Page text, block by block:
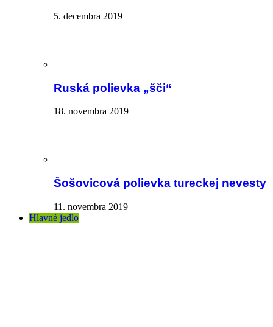
5. decembra 2019
Ruská polievka „šči“
18. novembra 2019
Šošovicová polievka tureckej nevesty
11. novembra 2019
Hlavné jedlo